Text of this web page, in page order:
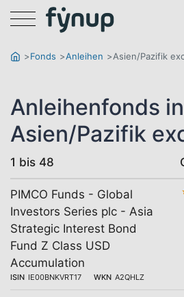
Menu
Fonds Anleihen Asien/Pazifik
Anleihenfonds in
Asien/Pazifik
1 bis 48
PIMCO Funds - Global
Investors Series plc - Asia
Strategic Interest Bond
Fund Z Class USD
Accumulation
ISIN IE00BNKVRT17 WKN A2QHLZ